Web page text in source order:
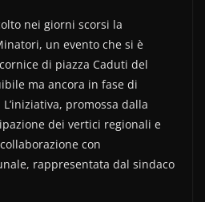
nei giorni scorsi la
un evento che si è
di piazza Caduti del
ma ancora in fase di
promossa dalla
dei vertici regionali e
con
rappresentata dal sindaco